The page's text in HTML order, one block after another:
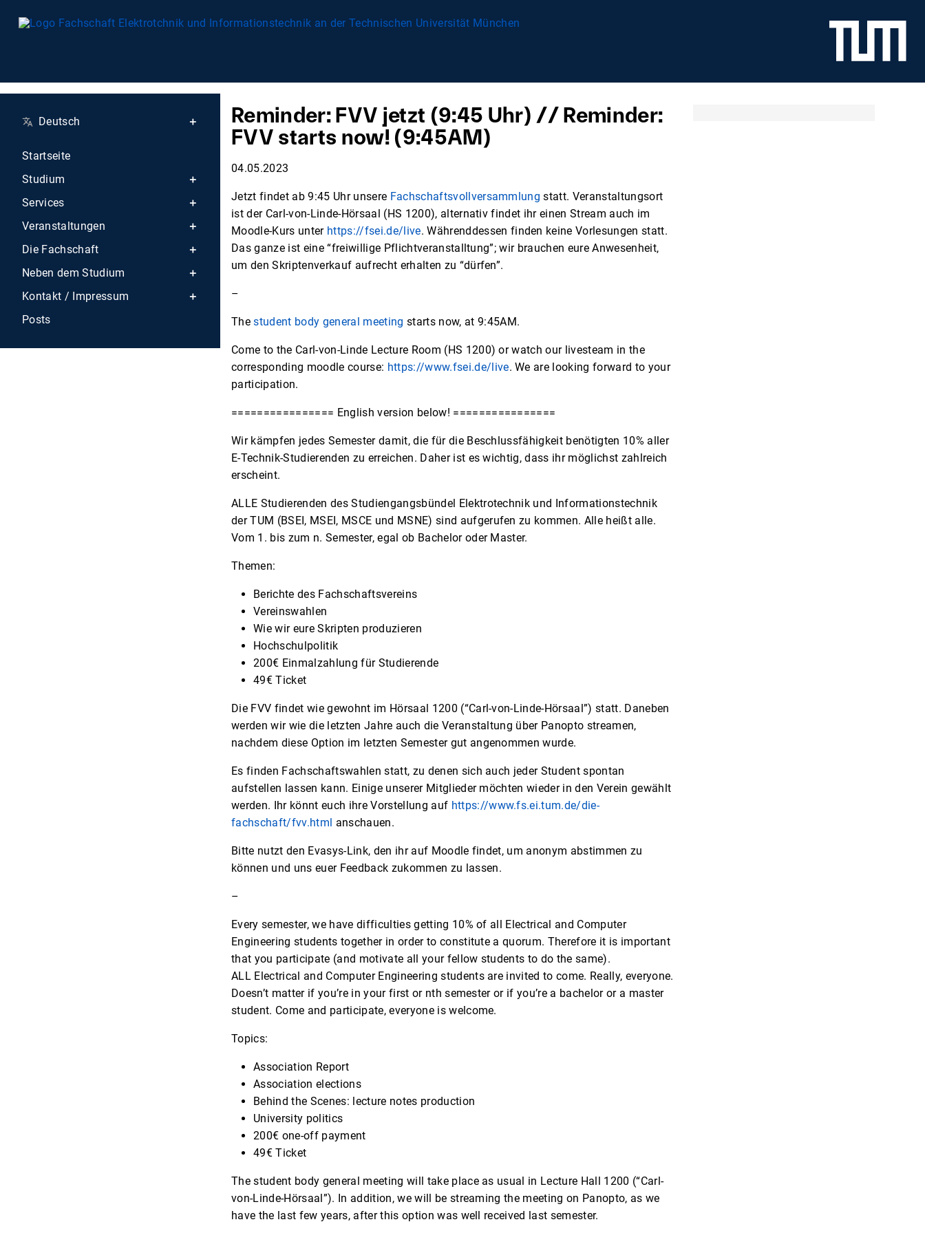
Deutsch
Startseite
Studium
Services
Veranstaltungen
Die Fachschaft
Neben dem Studium
Kontakt / Impressum
Posts
Reminder: FVV jetzt (9:45 Uhr) // Reminder:
FVV starts now! (9:45AM)
04.05.2023
Jetzt findet ab 9:45 Uhr unsere Fachschaftsvollversammlung statt. Veranstaltungsort
ist der Carl-von-Linde-Hörsaal (HS 1200), alternativ findet ihr einen Stream auch im
Moodle-Kurs unter https://fsei.de/live. Währenddessen finden keine Vorlesungen statt.
Das ganze ist eine “freiwillige Pflichtveranstalltung”; wir brauchen eure Anwesenheit,
um den Skriptenverkauf aufrecht erhalten zu “dürfen”.
–
Thestudent body general meeting starts now, at 9:45AM.
Come to the Carl-von-Linde Lecture Room (HS 1200) or watch our livesteam in the
corresponding moodle course: https://www.fsei.de/live. We are looking forward to your
participation.
================ English version below! ================
Wir kämpfen jedes Semester damit, die für die Beschlussfähigkeit benötigten 10% aller
E-Technik-Studierenden zu erreichen. Daher ist es wichtig, dass ihr möglichst zahlreich
erscheint.
ALLE Studierenden des Studiengangsbündel Elektrotechnik und Informationstechnik
der TUM (BSEI, MSEI, MSCE und MSNE) sind aufgerufen zu kommen. Alle heißt alle.
Vom 1. bis zum n. Semester, egal ob Bachelor oder Master.
Themen:
Berichte des Fachschaftsvereins
Vereinswahlen
Wie wir eure Skripten produzieren
Hochschulpolitik
200€ Einmalzahlung für Studierende
49€ Ticket
Die FVV findet wie gewohnt im Hörsaal 1200 (“Carl-von-Linde-Hörsaal”) statt. Daneben
werden wir wie die letzten Jahre auch die Veranstaltung über Panopto streamen,
nachdem diese Option im letzten Semester gut angenommen wurde.
Es finden Fachschaftswahlen statt, zu denen sich auch jeder Student spontan
aufstellen lassen kann. Einige unserer Mitglieder möchten wieder in den Verein gewählt
werden. Ihr könnt euch ihre Vorstellung auf https://www.fs.ei.tum.de/die-
fachschaft/fvv.html anschauen.
Bitte nutzt den Evasys-Link, den ihr auf Moodle findet, um anonym abstimmen zu
können und uns euer Feedback zukommen zu lassen.
–
Every semester, we have difficulties getting 10% of all Electrical and Computer
Engineering students together in order to constitute a quorum. Therefore it is important
that you participate (and motivate all your fellow students to do the same).
ALL Electrical and Computer Engineering students are invited to come. Really, everyone.
Doesn’t matter if you’re in your first or nth semester or if you’re a bachelor or a master
student. Come and participate, everyone is welcome.
Topics:
Association Report
Association elections
Behind the Scenes: lecture notes production
University politics
200€ one-off payment
49€ Ticket
The student body general meeting will take place as usual in Lecture Hall 1200 (“Carl-
von-Linde-Hörsaal”). In addition, we will be streaming the meeting on Panopto, as we
have the last few years, after this option was well received last semester.